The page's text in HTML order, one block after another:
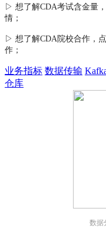
▷ 想了解CDA考试含金量
情；
▷ 想了解CDA院校合作 ，
作；
业务指标 数据传输
仓库
数据